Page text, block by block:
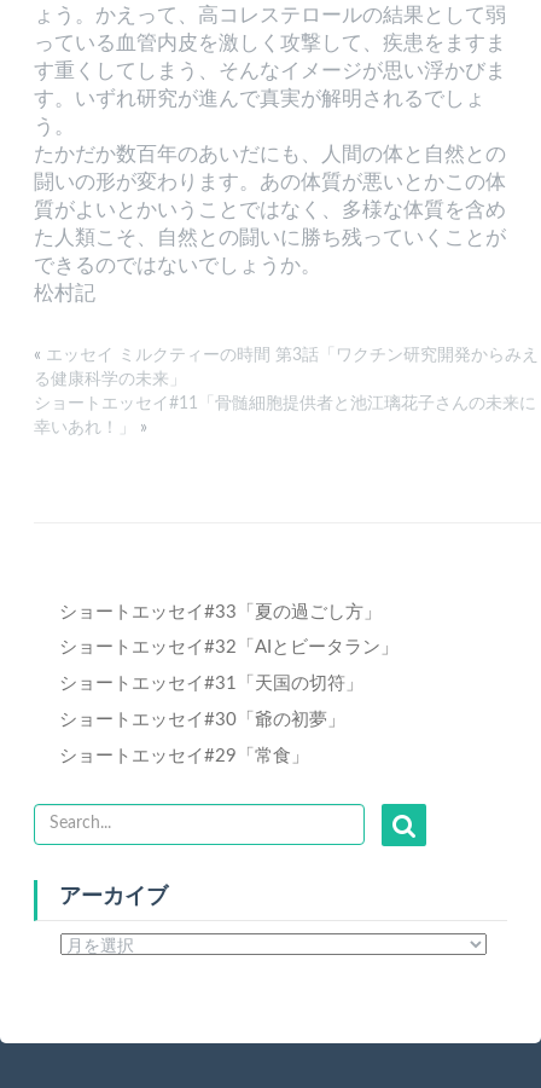
ょう。かえって、高コレステロールの結果として弱
っている血管内皮を激しく攻撃して、疾患をますま
す重くしてしまう、そんなイメージが思い浮かびま
す。いずれ研究が進んで真実が解明されるでしょ
う。
たかだか数百年のあいだにも、人間の体と自然との
闘いの形が変わります。あの体質が悪いとかこの体
質がよいとかいうことではなく、多様な体質を含め
た人類こそ、自然との闘いに勝ち残っていくことが
できるのではないでしょうか。
松村記
« エッセイ ミルクティーの時間 第3話「ワクチン研究開発からみえ
る健康科学の未来」
ショートエッセイ#11「骨髄細胞提供者と池江璃花子さんの未来に
幸いあれ！」
»
ショートエッセイ#33「夏の過ごし方」
ショートエッセイ#32「AIとビータラン」
ショートエッセイ#31「天国の切符」
ショートエッセイ#30「爺の初夢」
ショートエッセイ#29「常食」
アーカイブ
ブ